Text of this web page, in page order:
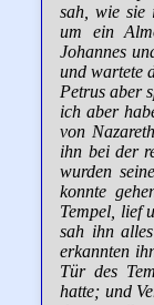
sah, wie sie
um ein
Johannes
und wartete
Petrus aber
ich aber
von
ihn bei der
wurden
konnte
Tempel, lief
sah ihn
erkannten
Tür des
hatte; und